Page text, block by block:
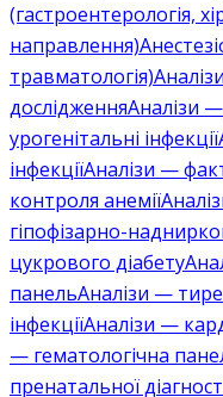
(гастроентерологія,
направлення)
травматологія)Аналізи
дослідженняАналізи
урогенітальні інфекції
інфекціїАналізи —
контроля анемії
гіпофізарно-
цукрового діабету
панельАналізи —
інфекціїАналізи —
— гематологічна
пренатальної